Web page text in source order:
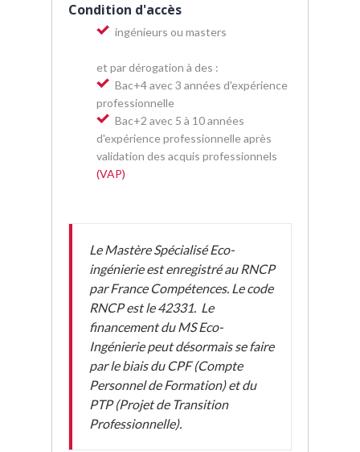
Condition d'accès
ingénieurs ou masters
et par dérogation à des :
Bac+4 avec 3 années d'expérience
professionnelle
Bac+2 avec 5 à 10 années
d'expérience professionnelle après
validation des acquis professionnels
(VAP)
Le Mastère Spécialisé Eco-
ingénierie estenregistré au RNCP
par France Compétences. Le code
RNCP est le 42331. Le
financement du MS Eco-
Ingénierie peut désormais se faire
par le biais du CPF (Compte
Personnel de Formation) et du
PTP (Projet de Transition
Professionnelle).